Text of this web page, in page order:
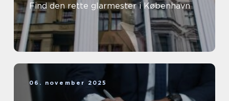
Find den rette glarmester i København
06. november 2025